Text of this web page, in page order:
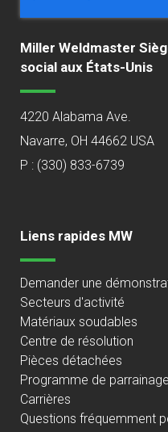
Miller Weldmaster
social aux États-Unis
4220 Alabama Ave.
Navarre, OH 44662 USA
P : (330) 833-6739
Liens rapides MW
Demander une
Secteurs d'activité
Matériaux soudables
Centre de résolution
Pièces détachées
Programme de parrainage
Carrières
Questions fréquemment